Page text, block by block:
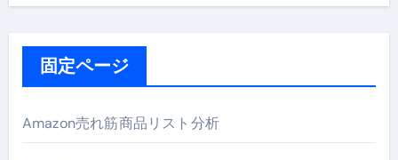
固定ページ
Amazon売れ筋商品リスト分析